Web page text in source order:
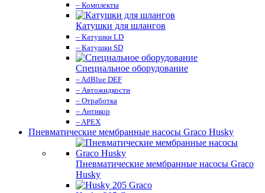
– Комплекты
Катушки для шлангов
– Катушки LD
– Катушки SD
Специальное оборудование
– AdBlue DEF
– Автожидкости
– Отработка
– Антикор
– APEX
Пневматические мембранные насосы Graco Husky
Пневматические мембранные насосы Graco
Husky